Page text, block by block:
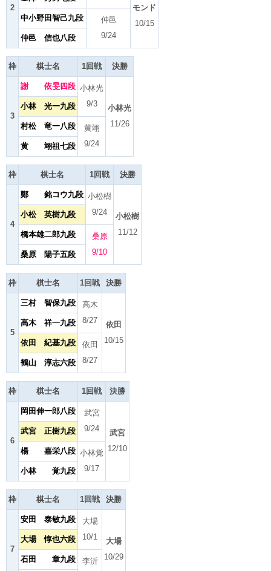
2
モンド
10/15
中小野田智己九段
仲邑
9/24
仲邑 信也八段
枠 棋士名 1回戦 決勝
3
謝 依旻四段 小林光
9/3
小林光
11/26
小林 光一九段
村松 竜一八段
黄翊
9/24
黄 翊祖七段
枠 棋士名 1回戦 決勝
4
鄭 銘コウ九段 小松樹
9/24
小松樹
11/12
小松 英樹九段
橋本雄二郎九段
桑原
9/10
桑原 陽子五段
枠 棋士名 1回戦 決勝
5
三村 智保九段
高木
8/27
依田
10/15
高木 祥一九段
依田 紀基九段
依田
8/27
鶴山 淳志六段
枠 棋士名 1回戦 決勝
6
岡田伸一郎八段
武宮
9/24
武宮
12/10
武宮 正樹九段
楊 嘉栄八段 小林覚
9/17
小林 覚九段
枠 棋士名 1回戦 決勝
7
安田 泰敏九段
大場
10/1
大場
10/29
大場 惇也六段
石田 章九段
李沂